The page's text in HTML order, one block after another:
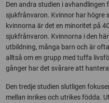
Den andra studien i avhandlingen
sjukfrånvaron. Kvinnor har högre
kvinnorna är det en minoritet på
sjukfrånvaron. Kvinnorna i den
utbildning, många barn och är
alltså om en grupp med tuffa
gånger har det svårare att hantera
Den tredje studien slutligen
mellan inrikes och utrikes födda.